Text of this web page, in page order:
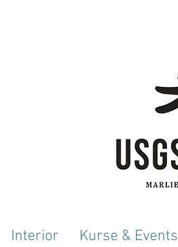
Interior Kurse & Events